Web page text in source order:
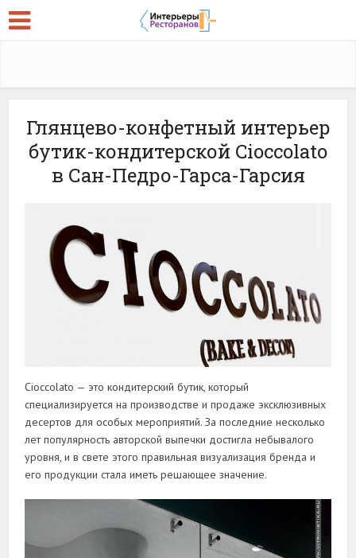
Глянцево-конфетный интерьер
бутик-кондитерской Cioccolato
в Сан-Педро-Гарса-Гарсия
Cioccolato — это кондитерский бутик, который
специализируется на производстве и продаже эксклюзивных
десертов для особых мероприятий. За последние несколько
лет популярность авторской выпечки достигла небывалого
уровня, и в свете этого правильная визуализация бренда и
его продукции стала иметь решающее значение.